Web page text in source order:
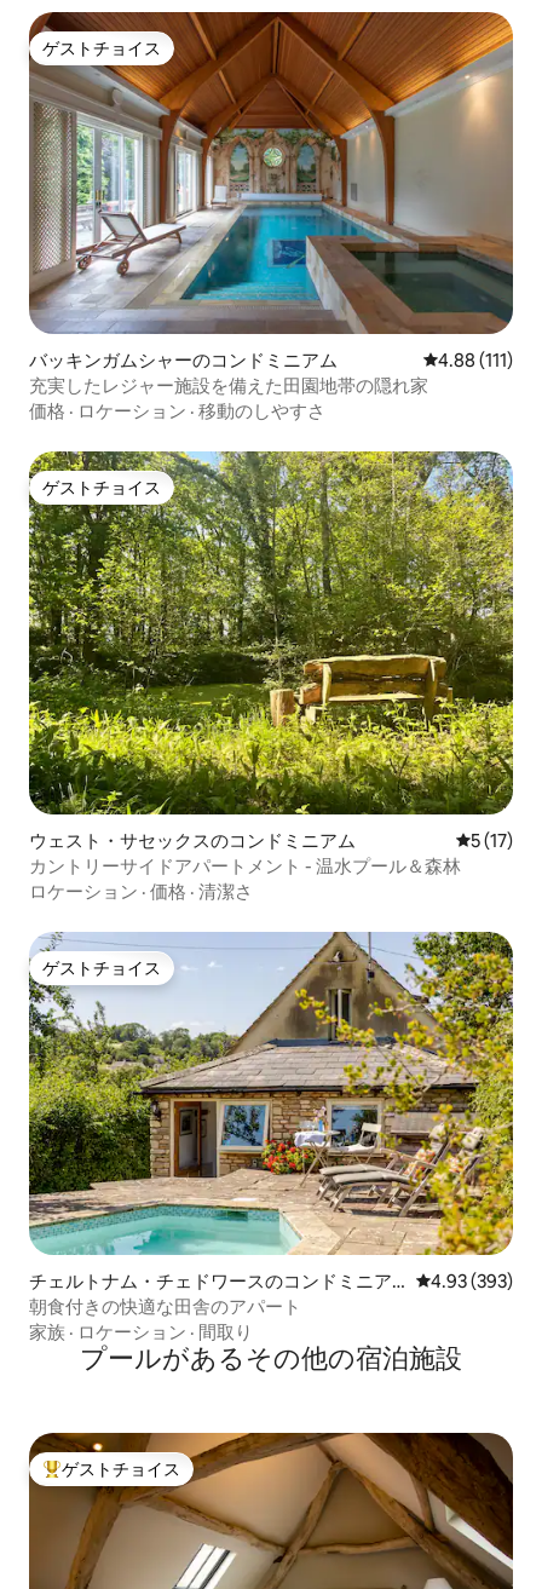
ゲストチョイス
ゲストチョイス
バッキンガムシャーのコンドミニアム レビュー111
4.88 (111)
充実したレジャー施設を備えた田園地帯の隠れ家
価格 · ロケーション · 移動のしやすさ
ゲストチョイス
ゲストチョイス
ウェスト・サセックスのコンドミニアム レビュー
5 (17)
カントリーサイドアパートメント - 温水プール＆森林
ロケーション · 価格 · 清潔さ
ゲストチョイス
ゲストチョイス
チェルトナム・チェドワースのコンドミニア
ム
レビュー393
4.93 (393)
朝食付きの快適な田舎のアパート
家族 · ロケーション · 間取り
プールがあるその他の宿泊施設
大好評のゲストチョイスです。
ゲストチョイス